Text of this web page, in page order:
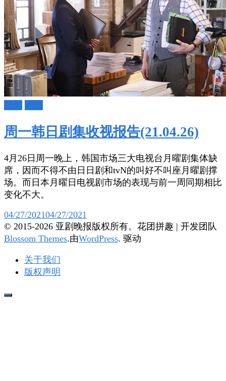
周一韩日剧集收视报告(21.04.26)
4月26日周一晚上，韩国市场三大电视台月曜剧集体缺
席，因而不得不由日日剧和tvN的叫好不叫座月曜剧撑
场。而日本月曜日电视剧市场的表现与前一周同期相比
变化不大。
04/27/202104/27/2021
© 2015-2026 亚剧晚报版权所有。 花团拼趣 | 开发团队
Blossom Themes.由WordPress. 驱动
关于我们
版权声明